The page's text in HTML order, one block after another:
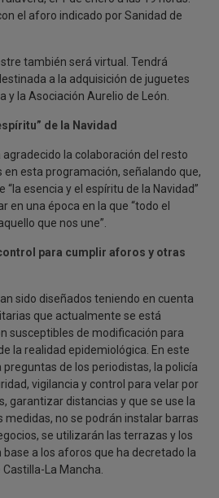
el aforo indicado por Sanidad de
también será virtual. Tendrá
a la adquisición de juguetes
y la Asociación Aurelio de León.
de la Navidad
agradecido la colaboración del resto
en esta programación, señalando que,
esencia y el espíritu de la Navidad”
en una época en la que “todo el
que nos une”.
para cumplir aforos y otras
sido diseñados teniendo en cuenta
que actualmente se está
susceptibles de modificación para
la realidad epidemiológica. En este
de los periodistas, la policía
vigilancia y control para velar por
garantizar distancias y que se use la
medidas, no se podrán instalar barras
se utilizarán las terrazas y los
base a los aforos que ha decretado la
La Mancha.